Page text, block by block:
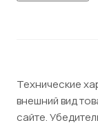
Технические
внешний вид
сайте.